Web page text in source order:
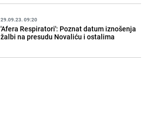
29.09.23. 09:20
'Afera Respiratori': Poznat datum iznošenja
žalbi na presudu Novaliću i ostalima